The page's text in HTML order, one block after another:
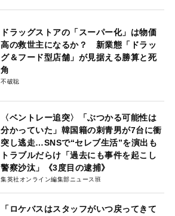
ドラッグストアの「スーパー化」は物価
高の救世主になるか？ 新業態「ドラッ
グ＆フード型店舗」が見据える勝算と死
角
不破聡
〈ベントレー追突〉「ぶつかる可能性は
分かっていた」韓国籍の刺青男が7台に衝
突し逃走…SNSで“セレブ生活”を演出も
トラブルだらけ「過去にも事件を起こし
警察沙汰」《3度目の逮捕》
集英社オンライン編集部ニュース班
「ロケバスはスタッフがいつ戻ってきて